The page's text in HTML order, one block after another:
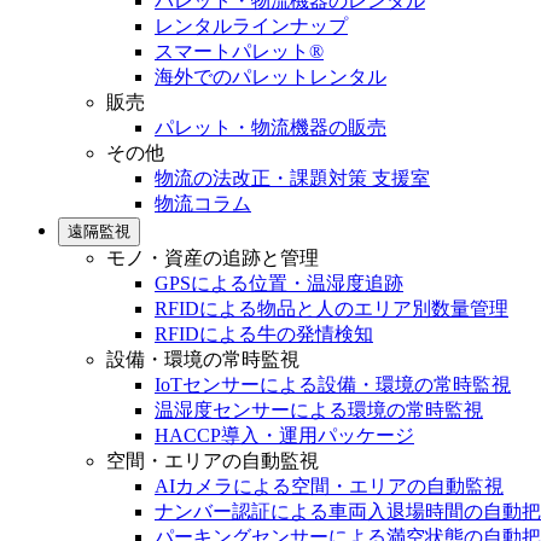
レンタルラインナップ
スマートパレット®
海外でのパレットレンタル
販売
パレット・物流機器の販売
その他
物流の法改正・課題対策 支援室
物流コラム
遠隔監視
モノ・資産の追跡と管理
GPSによる位置・温湿度追跡
RFIDによる物品と人のエリア別数量管理
RFIDによる牛の発情検知
設備・環境の常時監視
IoTセンサーによる設備・環境の常時監視
温湿度センサーによる環境の常時監視
HACCP導入・運用パッケージ
空間・エリアの自動監視
AIカメラによる空間・エリアの自動監視
ナンバー認証による車両入退場時間の自動